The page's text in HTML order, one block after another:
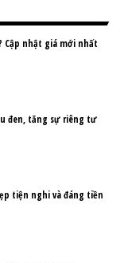
Cập nhật giá mới nhất
đen, tăng sự riêng tư
tiện nghi và đáng tiền